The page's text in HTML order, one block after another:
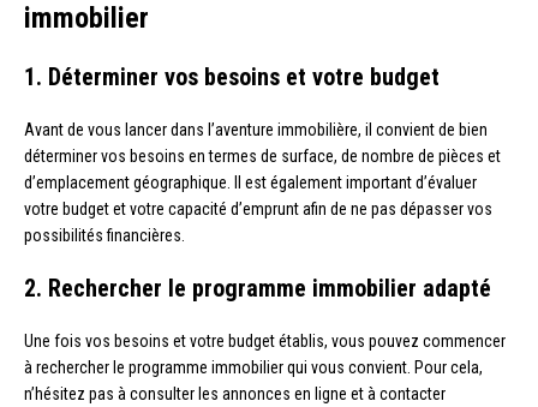
immobilier
1. Déterminer vos besoins et votre budget
Avant de vous lancer dans l’aventure immobilière, il convient de bien
déterminer vos besoins en termes de surface, de nombre de pièces et
d’emplacement géographique. Il est également important d’évaluer
votre budget et votre capacité d’emprunt afin de ne pas dépasser vos
possibilités financières.
2. Rechercher le programme immobilier adapté
Une fois vos besoins et votre budget établis, vous pouvez commencer
à rechercher le programme immobilier qui vous convient. Pour cela,
n’hésitez pas à consulter les annonces en ligne et à contacter